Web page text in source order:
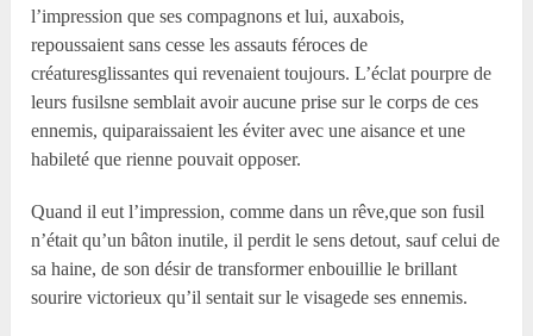
l’impression que ses compagnons et lui, auxabois,
repoussaient sans cesse les assauts féroces de
créaturesglissantes qui revenaient toujours. L’éclat pourpre de
leurs fusilsne semblait avoir aucune prise sur le corps de ces
ennemis, quiparaissaient les éviter avec une aisance et une
habileté que rienne pouvait opposer.
Quand il eut l’impression, comme dans un rêve,que son fusil
n’était qu’un bâton inutile, il perdit le sens detout, sauf celui de
sa haine, de son désir de transformer enbouillie le brillant
sourire victorieux qu’il sentait sur le visagede ses ennemis.